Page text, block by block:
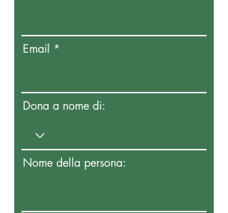
Email
Dona a nome di:
Nome della persona: